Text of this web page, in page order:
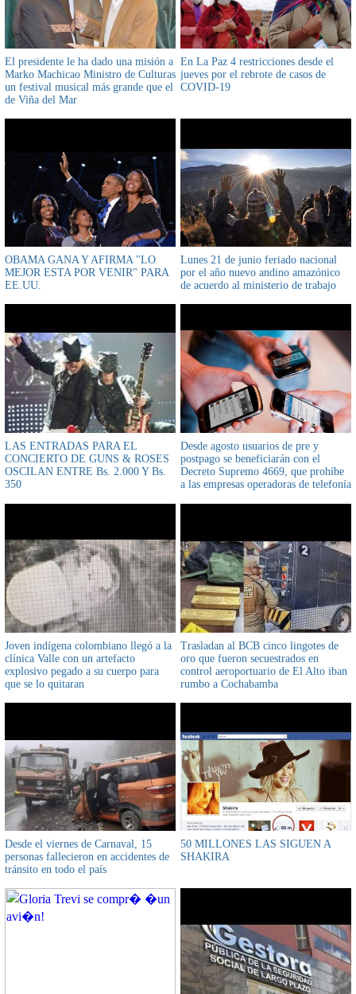
El presidente le ha dado una misión a
Marko Machicao Ministro de Culturas
un festival musical más grande que el
de Viña del Mar
En La Paz 4 restricciones desde el
jueves por el rebrote de casos de
COVID-19
OBAMA GANA Y AFIRMA "LO
MEJOR ESTA POR VENIR" PARA
EE.UU.
Lunes 21 de junio feriado nacional
por el año nuevo andino amazónico
de acuerdo al ministerio de trabajo
LAS ENTRADAS PARA EL
CONCIERTO DE GUNS & ROSES
OSCILAN ENTRE Bs. 2.000 Y Bs.
350
Desde agosto usuarios de pre y
postpago se beneficiarán con el
Decreto Supremo 4669, que prohíbe
a las empresas operadoras de telefonía
Joven indígena colombiano llegó a la
clínica Valle con un artefacto
explosivo pegado a su cuerpo para
que se lo quitaran
Trasladan al BCB cinco lingotes de
oro que fueron secuestrados en
control aeroportuario de El Alto iban
rumbo a Cochabamba
Desde el viernes de Carnaval, 15
personas fallecieron en accidentes de
tránsito en todo el país
50 MILLONES LAS SIGUEN A
SHAKIRA